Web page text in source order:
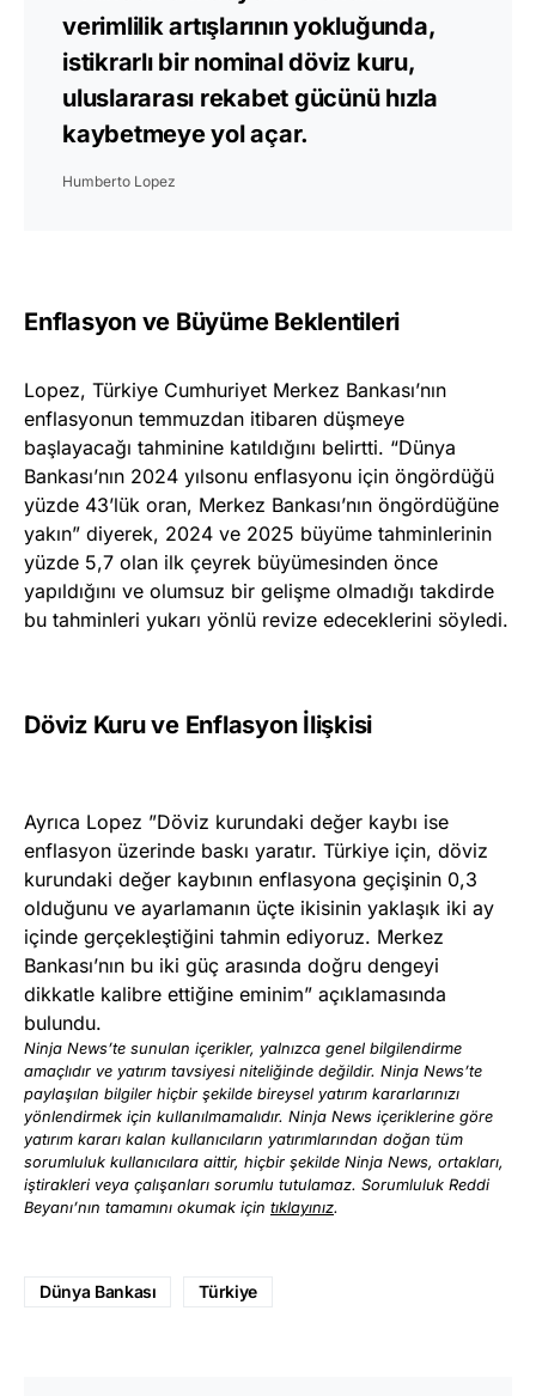
verimlilik artışlarının yokluğunda,
istikrarlı bir nominal döviz kuru,
uluslararası rekabet gücünü hızla
kaybetmeye yol açar.
Humberto Lopez
Enflasyon ve Büyüme Beklentileri
Lopez, Türkiye Cumhuriyet Merkez Bankası’nın
enflasyonun temmuzdan itibaren düşmeye
başlayacağı tahminine katıldığını belirtti. “Dünya
Bankası’nın 2024 yılsonu enflasyonu için öngördüğü
yüzde 43’lük oran, Merkez Bankası’nın öngördüğüne
yakın” diyerek, 2024 ve 2025 büyüme tahminlerinin
yüzde 5,7 olan ilk çeyrek büyümesinden önce
yapıldığını ve olumsuz bir gelişme olmadığı takdirde
bu tahminleri yukarı yönlü revize edeceklerini söyledi.
Döviz Kuru ve Enflasyon İlişkisi
Ayrıca Lopez ”Döviz kurundaki değer kaybı ise
enflasyon üzerinde baskı yaratır. Türkiye için, döviz
kurundaki değer kaybının enflasyona geçişinin 0,3
olduğunu ve ayarlamanın üçte ikisinin yaklaşık iki ay
içinde gerçekleştiğini tahmin ediyoruz. Merkez
Bankası’nın bu iki güç arasında doğru dengeyi
dikkatle kalibre ettiğine eminim” açıklamasında
bulundu.
Ninja News’te sunulan içerikler, yalnızca genel bilgilendirme
amaçlıdır ve yatırım tavsiyesi niteliğinde değildir. Ninja News’te
paylaşılan bilgiler hiçbir şekilde bireysel yatırım kararlarınızı
yönlendirmek için kullanılmamalıdır. Ninja News içeriklerine göre
yatırım kararı kalan kullanıcıların yatırımlarından doğan tüm
sorumluluk kullanıcılara aittir, hiçbir şekilde Ninja News, ortakları,
iştirakleri veya çalışanları sorumlu tutulamaz. Sorumluluk Reddi
Beyanı’nın tamamını okumak için tıklayınız.
Dünya Bankası Türkiye